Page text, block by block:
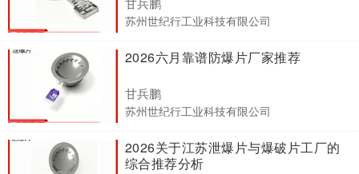
苏州世纪行工业科技有限公司
2026六月靠谱防爆片厂家推荐
甘兵鹏
苏州世纪行工业科技有限公司
2026关于江苏泄爆片与爆破片工厂的
综合推荐分析